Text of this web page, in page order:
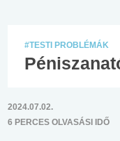
#TESTI PROBLÉMÁK
2024.07.02.
6 PERCES OLVASÁSI IDŐ